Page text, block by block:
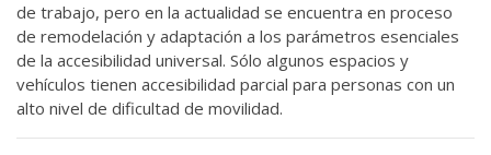
de trabajo, pero en la actualidad se encuentra en proceso
de remodelación y adaptación a los parámetros esenciales
de la accesibilidad universal. Sólo algunos espacios y
vehículos tienen accesibilidad parcial para personas con un
alto nivel de dificultad de movilidad.